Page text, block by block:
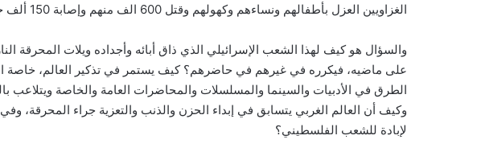
الغزاويين العزل بأطفالهم ونساءهم وكهولهم وقتل 600 الف منهم وإصابة 150 ألف جريح بدون رحمة أو إنسانية.
والسؤال هو كيف لهذا الشعب الإسرائيلي الذي ذاق أبائه وأجداده ويلات المحرقة
على ماضيه، فيكرره في غيرهم في حاضرهم؟ كيف يستمر في تذكير العالم، خاصة
الطرق في الأدبيات والسينما والمسلسلات والمحاضرات العامة والخاصة ويتلاعب
وكيف أن العالم الغربي يتسابق في إبداء الحزن والذنب والتعزية جراء المحرقة،
لإبادة للشعب الفلسطيني؟